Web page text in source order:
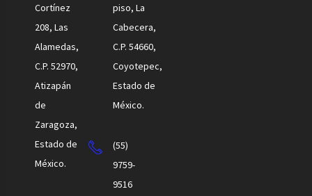
Cortínez
208, Las
Alamedas,
C.P. 52970,
Atizapán
de
Zaragoza,
Estado de
México.
piso, La
Cabecera,
C.P. 54660,
Coyotepec,
Estado de
México.
(55)
9759-
9516